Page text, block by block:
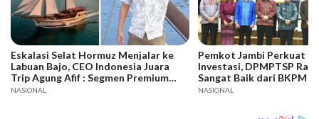
Eskalasi Selat Hormuz Menjalar ke
Labuan Bajo, CEO Indonesia Juara
Trip Agung Afif : Segmen Premium
Bertahan, Adaptasi Jadi Kunci
NASIONAL
Pemkot Jambi Perkuat
Investasi, DPMPTSP
Sangat Baik dari BKPM
NASIONAL